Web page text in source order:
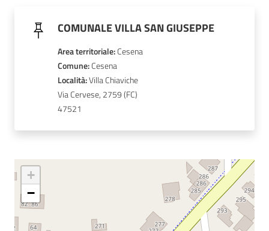
e
Concorsi
COMUNALE VILLA SAN GIUSEPPE
Area territoriale:Cesena
Comune: Cesena
Località: Villa Chiaviche
Via Cervese, 2759
47521
+
−